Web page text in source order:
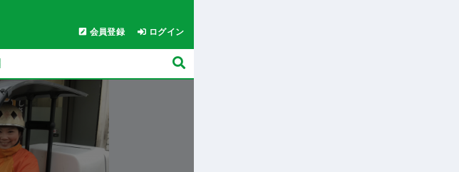
会員登録 ログイン